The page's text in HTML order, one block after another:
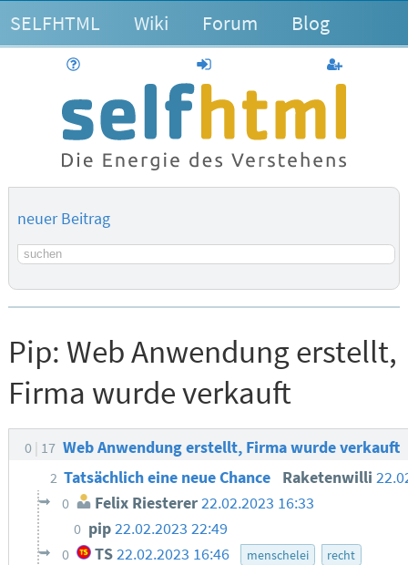
SELFHTML Wiki Forum Blog
anmelden
neuer Beitrag
Suchbegriff
Pip: Web Anwendung erstellt,
Firma wurde verkauft
0 17 Web Anwendung erstellt, Firma wurde verkauft
2 Tatsächlich eine neue Chance Raketenwilli
0 Felix Riesterer 22.02.2023 16:33
0 pip22.02.2023 22:49
0 TS 22.02.2023 16:46 menschelei recht